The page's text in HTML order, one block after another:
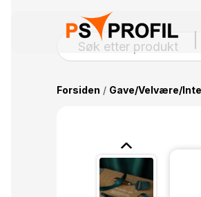
Forsiden / Gave/Velvære/